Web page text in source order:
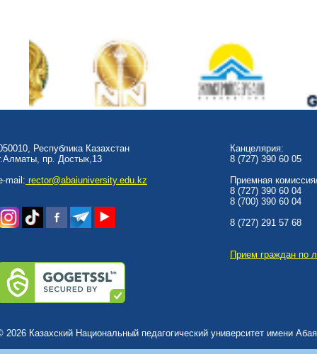
Республика Казахстан
пр. Достык,13
mail: rector@abaiuniversity.edu.kz
Канцелярия:
8 (727) 390 60 05
Приемная
8 (727) 390 60 04
8 (700) 390 60 04
8 (727) 291 57 68
Прием граждан по
2026 Казахский Национальный педагогический университет имени Абая